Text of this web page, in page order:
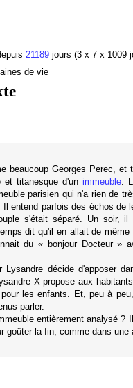
21189jours (3 x 7 x 1009
de vie
beaucoup Georges Perec, et
et titanesque d'un immeuble.
parisien qui n'a rien de
entend parfois des échos de
s'était séparé. Un soir,
dit qu'il en allait de
du « bonjour Docteur »
Lysandre décide d'apposer
X propose aux
les enfants. Et, peu à
parler.
entièrement analysé ?
goûter la fin, comme dans